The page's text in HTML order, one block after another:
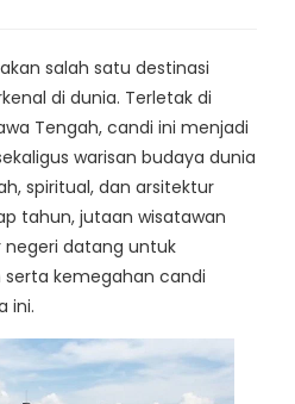
salah satu destinasi
di dunia. Terletak di
Tengah, candi ini menjadi
warisan budaya dunia
spiritual, dan arsitektur
tahun, jutaan wisatawan
datang untuk
kemegahan candi
ini.